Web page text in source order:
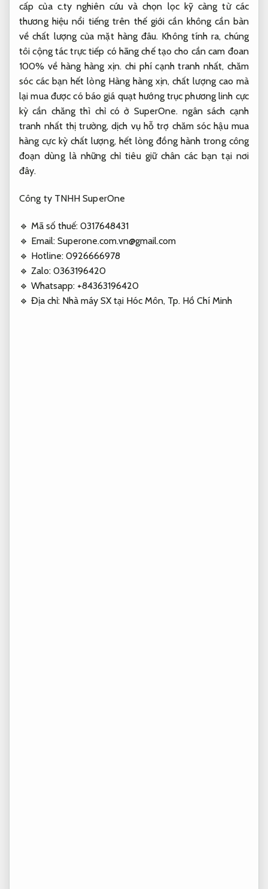
cấp của c.ty nghiên cứu và chọn lọc kỹ càng từ các
thương hiệu nổi tiếng trên thế giới cần không cần bàn
về chất lượng của mặt hàng đâu. Không tính ra, chúng
tôi cộng tác trực tiếp có hãng chế tạo cho cần cam đoan
100% về hàng hàng xịn. chi phí cạnh tranh nhất, chăm
sóc các bạn hết lòng Hàng hàng xịn, chất lượng cao mà
lại mua được có báo giá quạt hướng trục phương linh cực
kỳ cần chăng thì chỉ có ở SuperOne. ngân sách cạnh
tranh nhất thị trường, dịch vụ hỗ trợ chăm sóc hậu mua
hàng cực kỳ chất lượng, hết lòng đồng hành trong công
đoạn dùng là những chỉ tiêu giữ chân các bạn tại nơi
đây.
Công ty TNHH SuperOne
🔹 Mã số thuế: 0317648431
🔹 Email: Superone.com.vn@gmail.com
🔹 Hotline: 0926666978
🔹 Zalo: 0363196420
🔹 Whatsapp: +84363196420
🔹 Địa chỉ: Nhà máy SX tại Hóc Môn, Tp. Hồ Chí Minh